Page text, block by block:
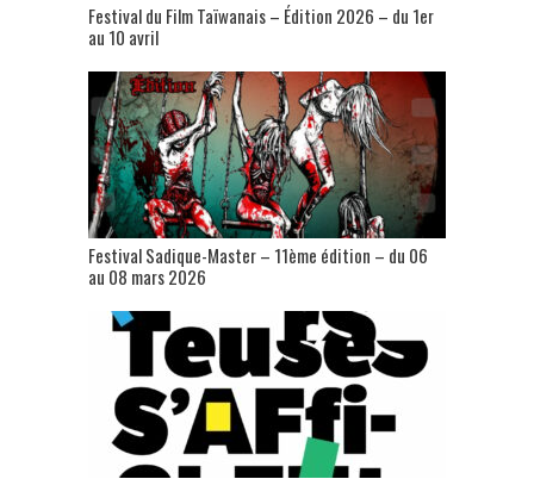
Festival du Film Taïwanais – Édition 2026 – du 1er
au 10 avril
Festival Sadique-Master – 11ème édition – du 06
au 08 mars 2026